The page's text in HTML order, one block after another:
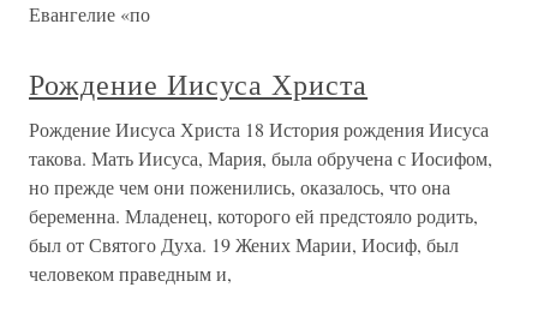
Евангелие «по
Рождение Иисуса Христа
Рождение Иисуса Христа 18 История рождения Иисуса
такова. Мать Иисуса, Мария, была обручена с Иосифом,
но прежде чем они поженились, оказалось, что она
беременна. Младенец, которого ей предстояло родить,
был от Святого Духа. 19 Жених Марии, Иосиф, был
человеком праведным и,